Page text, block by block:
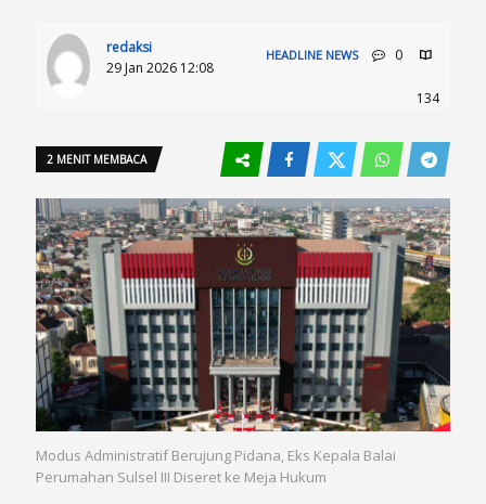
redaksi
29 Jan 2026 12:08
HEADLINE NEWS 0
134
2 MENIT MEMBACA
Modus Administratif Berujung Pidana, Eks Kepala Balai
Perumahan Sulsel III Diseret ke Meja Hukum